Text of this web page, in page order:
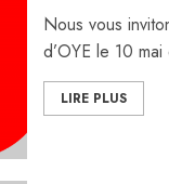
Nous vous
d’OYE le 10
LIRE PLUS